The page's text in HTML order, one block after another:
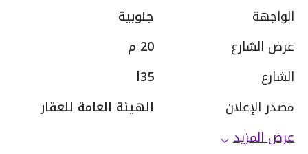
الواجهة
جنوبية
عرض الشارع
20 م
الشارع
35ا
مصدر الإعلان
الهيئة العامة للعقار
عرض المزيد